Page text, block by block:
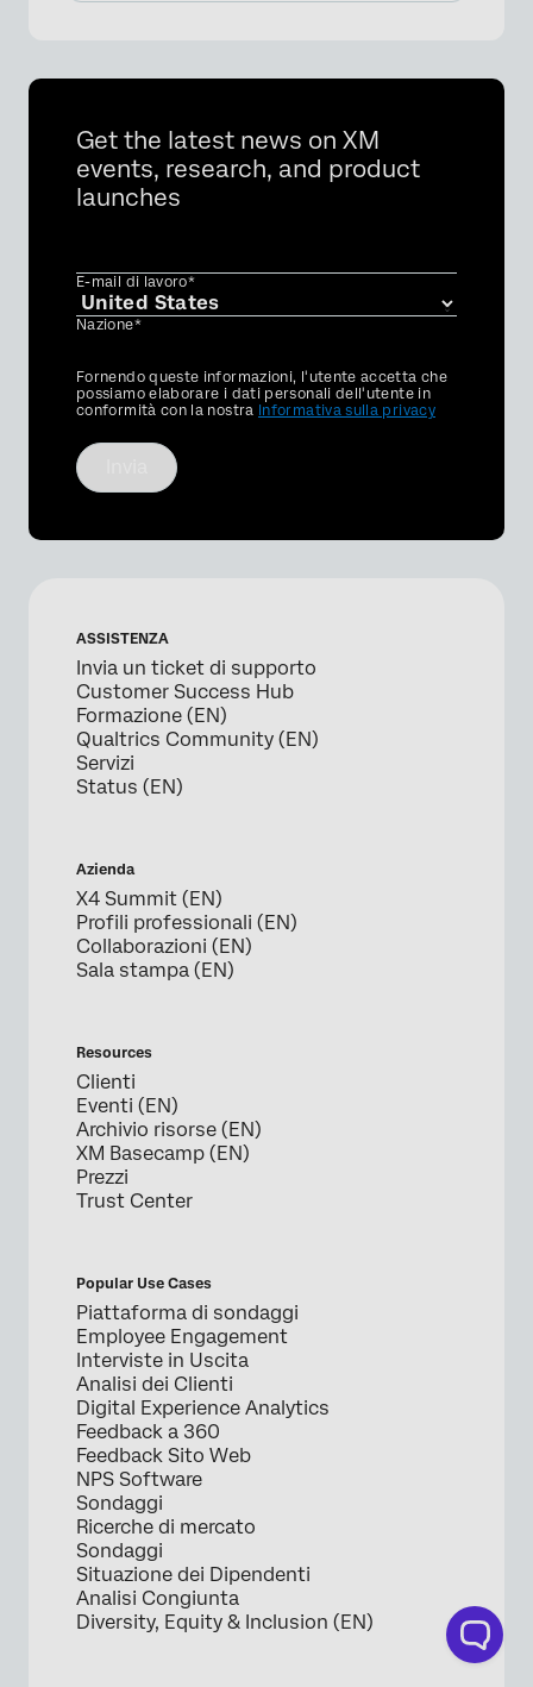
Get the latest news on XM
events, research, and product
launches
E-mail di lavoro*
Nazione*
Privacy
Optin
Fornendo queste informazioni, l'utente accetta che
possiamo elaborare i dati personali dell'utente in
conformità con la nostra Informativa sulla privacy
ASSISTENZA
Invia un ticket di supporto
Customer Success Hub
Formazione (EN)
Qualtrics Community (EN)
Servizi
Status (EN)
Azienda
X4 Summit (EN)
Profili professionali (EN)
Collaborazioni (EN)
Sala stampa (EN)
Resources
Clienti
Eventi (EN)
Archivio risorse (EN)
XM Basecamp (EN)
Prezzi
Trust Center
Popular Use Cases
Piattaforma di sondaggi
Employee Engagement
Interviste in Uscita
Analisi dei Clienti
Digital Experience Analytics
Feedback a 360
Feedback Sito Web
NPS Software
Sondaggi
Ricerche di mercato
Sondaggi
Situazione dei Dipendenti
Analisi Congiunta
Diversity, Equity & Inclusion (EN)